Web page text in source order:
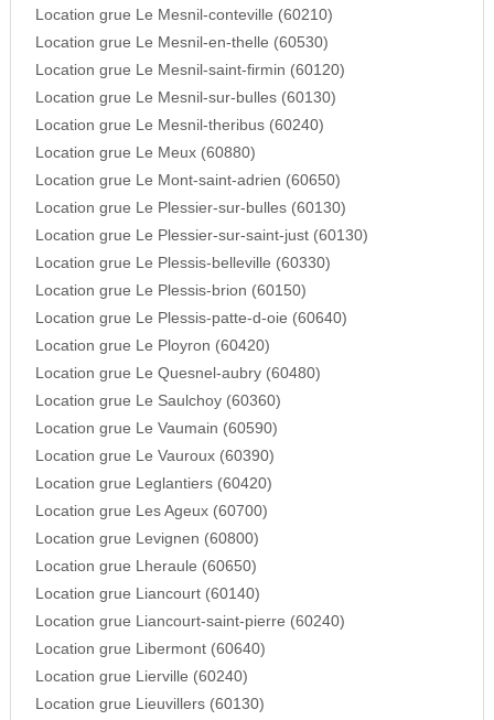
Location grue Le Mesnil-conteville (60210)
Location grue Le Mesnil-en-thelle (60530)
Location grue Le Mesnil-saint-firmin (60120)
Location grue Le Mesnil-sur-bulles (60130)
Location grue Le Mesnil-theribus (60240)
Location grue Le Meux (60880)
Location grue Le Mont-saint-adrien (60650)
Location grue Le Plessier-sur-bulles (60130)
Location grue Le Plessier-sur-saint-just (60130)
Location grue Le Plessis-belleville (60330)
Location grue Le Plessis-brion (60150)
Location grue Le Plessis-patte-d-oie (60640)
Location grue Le Ployron (60420)
Location grue Le Quesnel-aubry (60480)
Location grue Le Saulchoy (60360)
Location grue Le Vaumain (60590)
Location grue Le Vauroux (60390)
Location grue Leglantiers (60420)
Location grue Les Ageux (60700)
Location grue Levignen (60800)
Location grue Lheraule (60650)
Location grue Liancourt (60140)
Location grue Liancourt-saint-pierre (60240)
Location grue Libermont (60640)
Location grue Lierville (60240)
Location grue Lieuvillers (60130)